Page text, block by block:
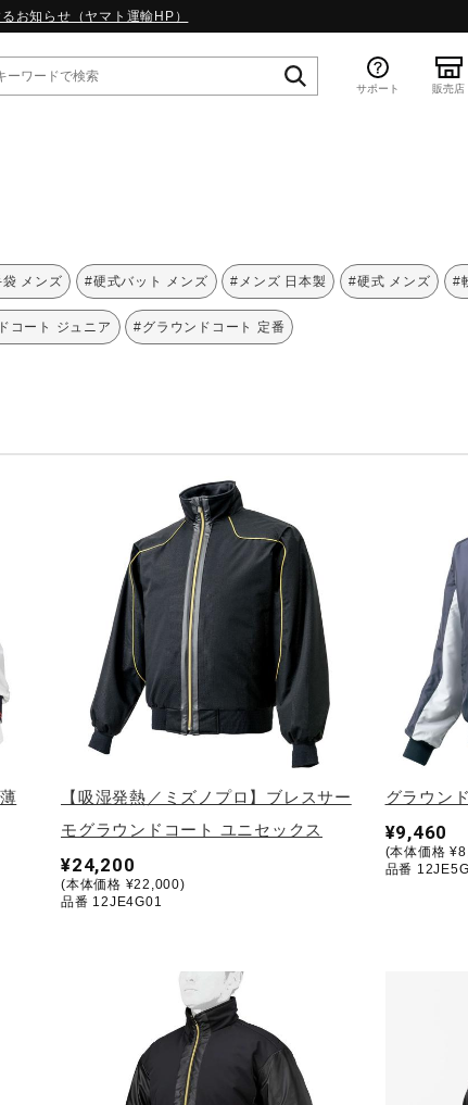
お知らせ（ヤマト運輸HP）
サポート 販売店
メンズ #硬式バット メンズ #メンズ 日本製 #硬式 メンズ #
コート ジュニア #グラウンドコート 定番
【吸湿発熱／ミズノプロ】ブレスサー
モグラウンドコート ユニセックス
¥24,200
(本体価格 ¥22,000)
品番 12JE4G01
グラウン
¥9,460
(本体価格
品番